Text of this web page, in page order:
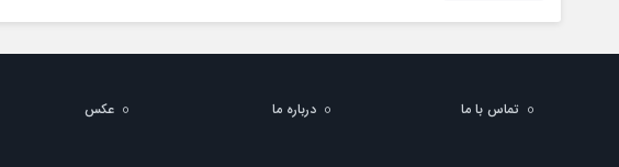
تماس با ما درباره ما عکس